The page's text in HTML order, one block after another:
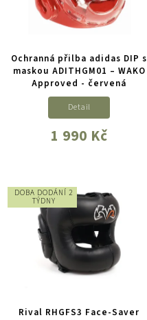
Ochranná přilba adidas DIP s
maskou ADITHGM01 – WAKO
Approved - červená
1 990 Kč
Detail
DOBA DODÁNÍ 2
TÝDNY
Rival RHGFS3 Face-Saver